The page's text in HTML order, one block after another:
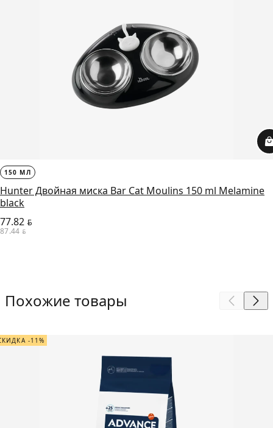
150 МЛ
Hunter Двойная миска Bar Cat Moulins 150 ml Melamine
black
77.82 BYN
87.44 BYN
Похожие товары
-11%